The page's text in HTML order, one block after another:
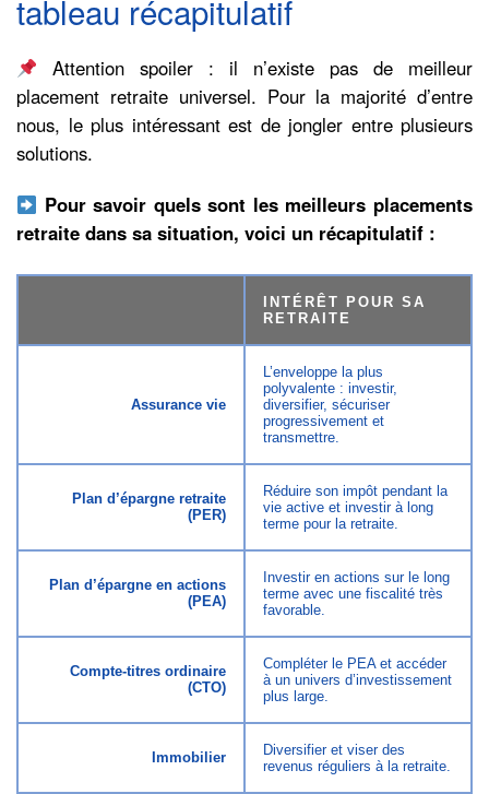
tableau récapitulatif
Attention spoiler : il n’existe pas de meilleur
placement retraite universel. Pour la majorité d’entre
nous, le plus intéressant est de jongler entre plusieurs
solutions.
Pour savoir quels sont les meilleurs placements
retraite dans sa situation, voici un récapitulatif :
INTÉRÊT POUR SA
RETRAITE
Assurance vie
L’enveloppe la plus
polyvalente : investir,
diversifier, sécuriser
progressivement et
transmettre.
Plan d’épargne retraite
(PER)
Réduire son impôt pendant la
vie active et investir à long
terme pour la retraite.
Plan d’épargne en actions
(PEA)
Investir en actions sur le long
terme avec une fiscalité très
favorable.
Compte-titres ordinaire
(CTO)
Compléter le PEA et accéder
à un univers d’investissement
plus large.
Immobilier
Diversifier et viser des
revenus réguliers à la retraite.